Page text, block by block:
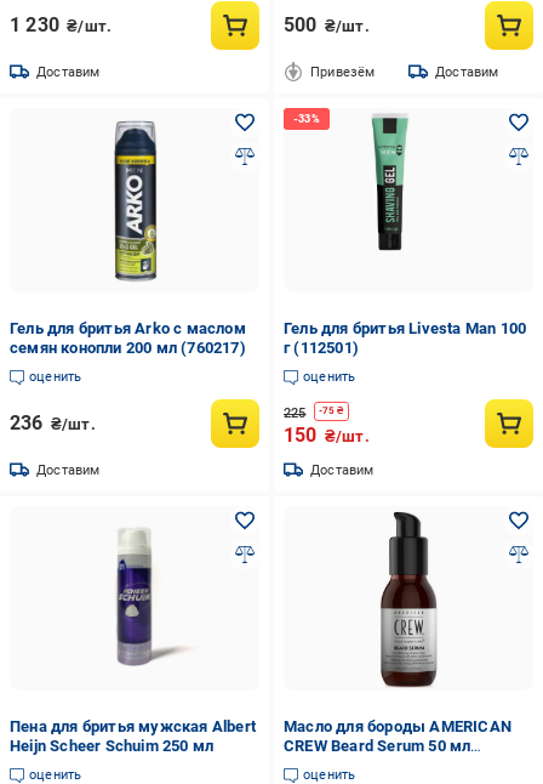
1 230 ₴/шт.
Доставим
500 ₴/шт.
Привезём Доставим
Гель для бритья Arko с маслом
семян конопли 200 мл (760217)
оценить
236 ₴/шт.
Доставим
Гель для бритья Livesta Man 100
г (112501)
оценить
225 -75 ₴
150 ₴/шт.
Доставим
Пена для бритья мужская Albert
Heijn Scheer Schuim 250 мл
оценить
Масло для бороды AMERICAN
CREW Beard Serum 50 мл
(669316401699)
оценить